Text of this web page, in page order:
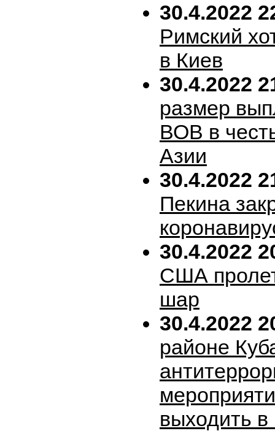
30.4.2022
Римский
в Киев
30.4.2022
размер
ВОВ в
Азии
30.4.2022
Пекина
30.4.2022
США
шар
30.4.2022
районе
выходить